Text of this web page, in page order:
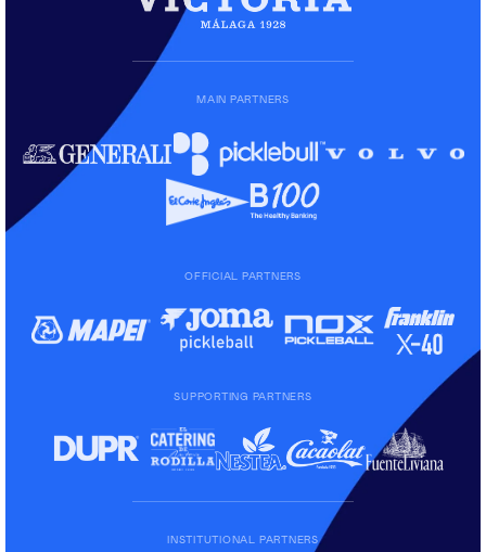
MAIN PARTNERS
OFFICIAL PARTNERS
SUPPORTING PARTNERS
INSTITUTIONAL PARTNERS